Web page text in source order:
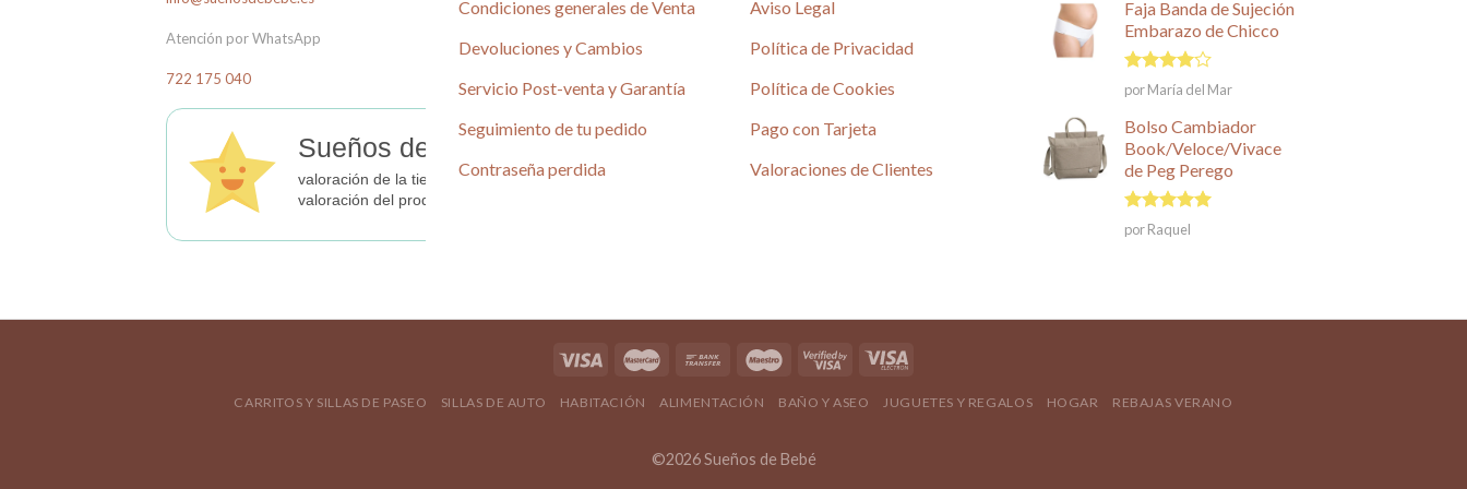
Atención por WhatsApp
722 175 040
Sueños de Bebé
valoración de la tienda
4.80 / 5
valoración del producto
Condiciones generales de Venta
Devoluciones y Cambios
Servicio Post-venta y Garantía
Seguimiento de tu pedido
Contraseña perdida
Aviso Legal
Política de Privacidad
Política de Cookies
Pago con Tarjeta
Valoraciones de Clientes
Faja Banda de Sujeción
Embarazo de Chicco
Valorado
en
5
por María del Mar
Bolso Cambiador
Book/Veloce/Vivace
de Peg Perego
Valorado en
5
de 5
por Raquel
CARRITOS Y SILLAS DE PASEO SILLAS DE AUTO HABITACIÓN ALIMENTACIÓN BAÑO Y ASEO JUGUETES Y REGALOS HOGAR REBAJAS VERANO
©2026 Sueños de Bebé